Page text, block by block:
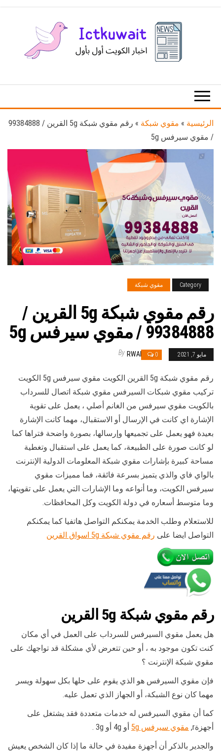
الكويت
الرئيسية » مقوي شبكة »
رقم مقوي شبكة 5g القرين / 99384888
/ مقوي سيرفس 5g
Category مقوي شبكة
رقم مقوي شبكة 5g القرين /
99384888 / مقوي سيرفس 5g
مايو 7, 2021 0
By RWAN
رقم مقوي شبكة 5g القرين الكويت مقوي سيرفس 5g الكويت
تركيب مقوي شبكات السيرفس مقوي شبكة اتصال للسرداب
بالكويت مقوي سيرفس من الغانم أصلي ، يعمل على تقوية
الإشارة اي كانت في الإرسال أو الاستقبال، مهما كانت الإشارة
بعيدة فهو يعمل على تجميعها وإرسالها، بصورة واضحة فتراها كما
لو كانت صورة على الطبيعة، كما يعمل على استقبال وتغطية
مساحة كبيرة بإشارات مقوي شبكة المعلومات الدولية الإنترنت
بالواي فاي والذي يتميز بسرعة فائقة، فما مميزات مقوي
سيرفس الكويت، وما أنواعه وما الإشارات التي يعمل على تقويتها،
وما متوسط أسعاره في دولة الكويت وكل المحافظات.
للاستعلام وطلب الخدمة يمكنكم التواصل هاتفيا كما يمكنكم
التواصل ايضا على رقم مقوي شبكة 5g اسواق القرين
رقم مقوي شبكة 5g القرين
هل يعمل مقوي السيرفس للسرداب على العمل في أي مكان
كنت تكون موجود به ، أو حين تتعرض لأي مشكلة قد تواجهك على
مقوي شبكة الإنترنت ؟
فإن مقوي السيرفس هو الذي يقوم على حلها بكل سهولة ويسر
مهما كان نوع الشبكة، أو الجهاز الذي تعمل عليه.
كما أن مقوي السيرفس له خدمات متعددة فقد يشتغل على
أجهزةr,
مقوي سيرفس 5g
أو 4g أو 3g .
والجدير بالذكر أن أجهزة مفيدة في حالة ما إذا كان الشخص يعيش